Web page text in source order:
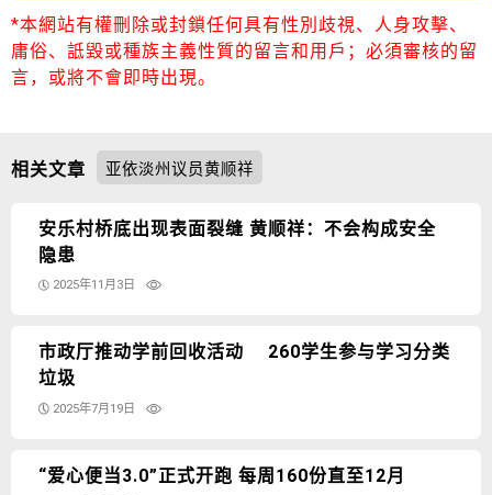
*本網站有權刪除或封鎖任何具有性別歧視、人身攻擊、
庸俗、詆毀或種族主義性質的留言和用戶；必須審核的留
言，或將不會即時出現。
相关文章 亚依淡州议员黄顺祥
安乐村桥底出现表面裂缝 黄顺祥：不会构成安全
隐患
2025年11月3日
市政厅推动学前回收活动 260学生参与学习分类
垃圾
2025年7月19日
“爱心便当3.0”正式开跑 每周160份直至12月